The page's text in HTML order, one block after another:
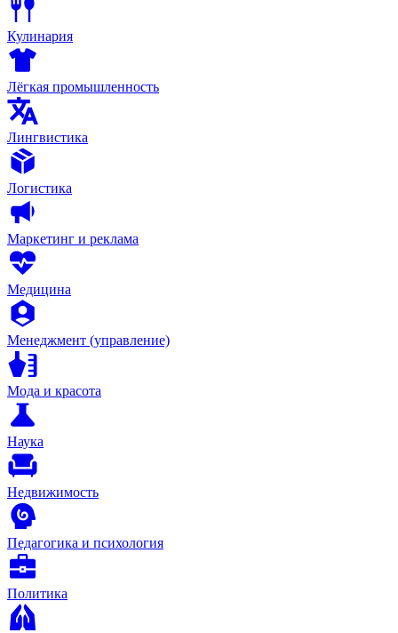
Кулинария
Лёгкая промышленность
Лингвистика
Логистика
Маркетинг и реклама
Медицина
Менеджмент (управление)
Мода и красота
Наука
Недвижимость
Педагогика и психология
Политика